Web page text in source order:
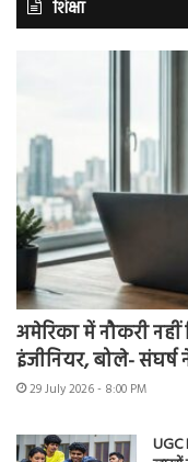
शिक्षा
अमेरिका में नौकरी
इंजीनियर, बोले-
29 July 2026 - 8:00 PM
UGC